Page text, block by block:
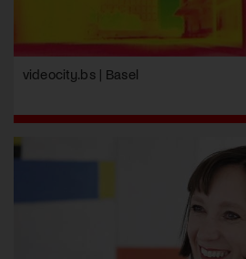
videocity.bs | Basel